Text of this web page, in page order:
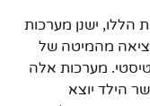
הללו, ישנן מערכות
מהמיטה של
מערכות אלה
הילד יוצא